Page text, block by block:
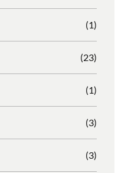
(1)
(23)
(1)
(3)
(3)